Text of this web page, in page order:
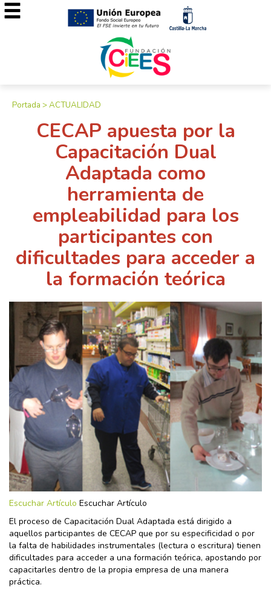
Portada >ACTUALIDAD
CECAP apuesta por la
Capacitación Dual
Adaptada como
herramienta de
empleabilidad para los
participantes con
dificultades para acceder a
la formación teórica
Escuchar Artículo Escuchar Artículo
El proceso de Capacitación Dual Adaptada está dirigido a
aquellos participantes de CECAP que por su especificidad o por
la falta de habilidades instrumentales (lectura o escritura) tienen
dificultades para acceder a una formación teórica, apostando por
capacitarles dentro de la propia empresa de una manera
práctica.